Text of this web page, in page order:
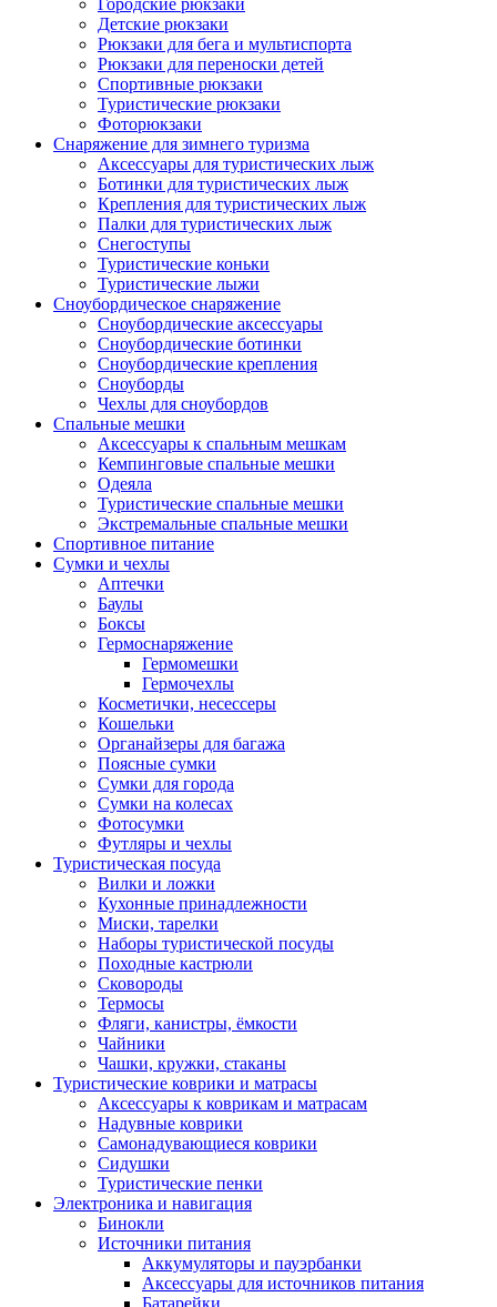
Городские рюкзаки
Детские рюкзаки
Рюкзаки для бега и мультиспорта
Рюкзаки для переноски детей
Спортивные рюкзаки
Туристические рюкзаки
Фоторюкзаки
Снаряжение для зимнего туризма
Аксессуары для туристических лыж
Ботинки для туристических лыж
Крепления для туристических лыж
Палки для туристических лыж
Снегоступы
Туристические коньки
Туристические лыжи
Сноубордическое снаряжение
Сноубордические аксессуары
Сноубордические ботинки
Сноубордические крепления
Сноуборды
Чехлы для сноубордов
Спальные мешки
Аксессуары к спальным мешкам
Кемпинговые спальные мешки
Одеяла
Туристические спальные мешки
Экстремальные спальные мешки
Спортивное питание
Сумки и чехлы
Аптечки
Баулы
Боксы
Гермоснаряжение
Гермомешки
Гермочехлы
Косметички, несессеры
Кошельки
Органайзеры для багажа
Поясные сумки
Сумки для города
Сумки на колесах
Фотосумки
Футляры и чехлы
Туристическая посуда
Вилки и ложки
Кухонные принадлежности
Миски, тарелки
Наборы туристической посуды
Походные кастрюли
Сковороды
Термосы
Фляги, канистры, ёмкости
Чайники
Чашки, кружки, стаканы
Туристические коврики и матрасы
Аксессуары к коврикам и матрасам
Надувные коврики
Самонадувающиеся коврики
Сидушки
Туристические пенки
Электроника и навигация
Бинокли
Источники питания
Аккумуляторы и пауэрбанки
Аксессуары для источников питания
Батарейки